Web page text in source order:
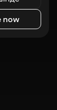
now